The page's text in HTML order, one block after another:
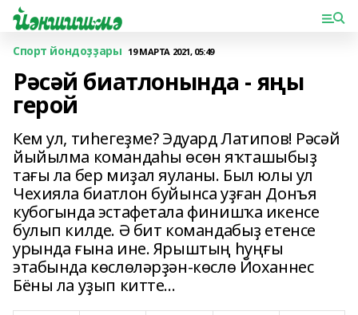
Спорт йондоҙҙары 19 МАРТА 2021, 05:49
Рәсәй биатлонында - яңы
герой
Кем ул, тиһегеҙме? Эдуард Латипов! Рәсәй
йыйылма командаһы өсөн яҡташыбыҙ
тағы ла бер миҙал яуланы. Был юлы ул
Чехияла биатлон буйынса уҙған Донъя
кубогында эстафетала финишҡа икенсе
булып килде. Ә бит командабыҙ етенсе
урында ғына ине. Ярыштың һуңғы
этабында көслөләрҙән-көслө Йоханнес
Бёны ла уҙып китте...